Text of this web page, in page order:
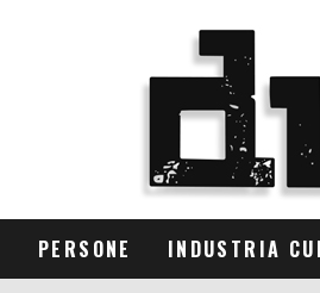
PERSONE INDUSTRIA